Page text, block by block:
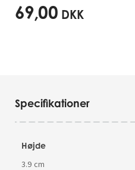
69,00 DKK
Specifikationer
Højde
3.9 cm